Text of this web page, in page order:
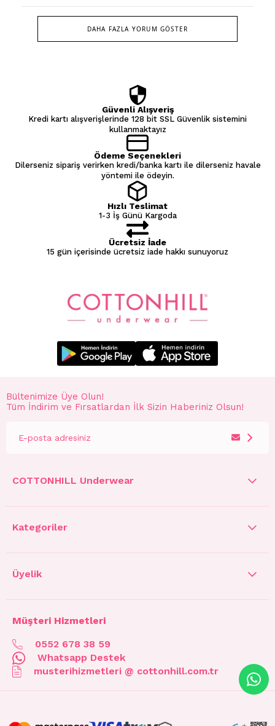
DAHA FAZLA YORUM GÖSTER
Güvenli Alışveriş
Kredi kartı alışverişlerinde 128 bit SSL Güvenlik sistemini
kullanmaktayız
Ödeme Seçenekleri
Dilerseniz sipariş verirken kredi/banka kartı ile dilerseniz havale
yöntemi ile ödeyin.
Hızlı Teslimat
1-3 İş Günü Kargoda
Ücretsiz İade
15 gün içerisinde ücretsiz iade hakkı sunuyoruz
Bültenimize Üye Olun!
Tüm İndirim ve Fırsatlardan İlk Sizin Haberiniz Olsun!
COTTONHILL Underwear
Kategoriler
Üyelik
Müşteri Hizmetleri
0552 678 38 59
Whatsapp Destek
musterihizmetleri @ cottonhill.com.tr